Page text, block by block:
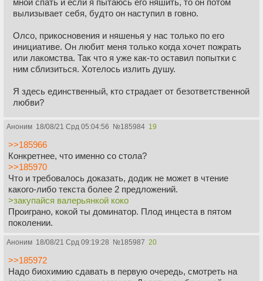
мной спать и если я пытаюсь его няшить, то он потом
вылизывает себя, будто он наступил в говно.
Олсо, прикосновения и няшенья у нас только по его
инициативе. Он любит меня только когда хочет пожрать
или лакомства. Так что я уже как-то оставил попытки с
ним сблизиться. Хотелось излить душу.
Я здесь единственный, кто страдает от безответственной
любви?
Аноним 18/08/21 Срд 05:04:56 №185984 19
>>185966
Конкретнее, что именно со стола?
>>185970
Что и требовалось доказать, додик не может в чтение
какого-либо текста более 2 предложений.
>закупайся валерьянкой коко
Проиграно, кокой ты доминатор. Плод инцеста в пятом
поколении.
Аноним 18/08/21 Срд 09:19:28 №185987 20
>>185972
Надо биохимию сдавать в первую очередь, смотреть на